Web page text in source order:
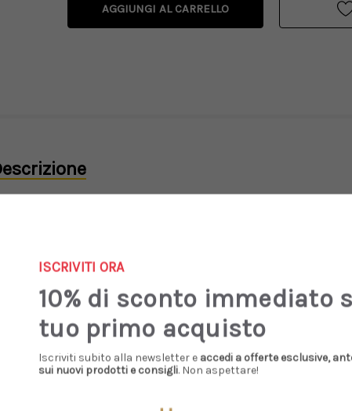
UNDEFINED
tacco 7,5 cm rivestito in pelle.
Simili
ISCRIVITI ORA
10% di sconto immediato
tuo primo acquisto
Iscriviti subito alla newsletter e accedi a offerte esclusive,
sui nuovi prodotti e consigli. Non aspettare!